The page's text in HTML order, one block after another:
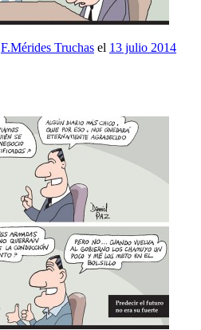
F.Mérides Truchas el 13 julio 2014